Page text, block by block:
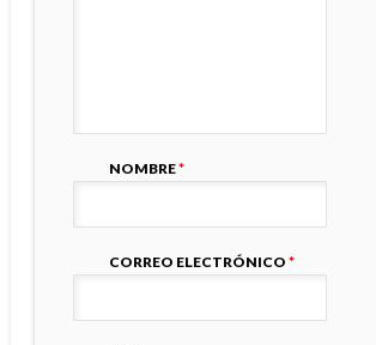
NOMBRE*
CORREO ELECTRÓNICO *